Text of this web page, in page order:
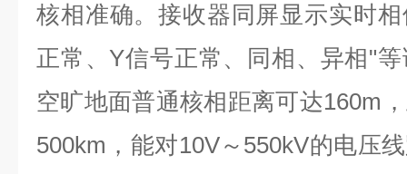
核相准确。接收器同屏显示实时
正常、Y信号正常、同相、异相"
空旷地面普通核相距离可达160m
500km，能对10V～550kV的电压